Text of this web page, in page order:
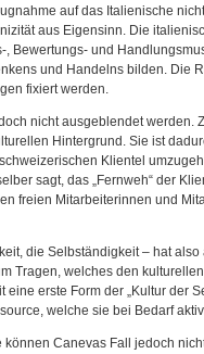
auf das Italienische
aus Eigensinn. Die
Bewertungs- und
und Handelns bilden. Die
fixiert werden.
nicht ausgeblendet werden.
Hintergrund. Sie ist
Klientel
sagt, das „Fernweh“ der
freien Mitarbeiterinnen und
die Selbständigkeit – hat
Tragen, welches den
erste Form der „Kultur der
welche sie bei Bedarf
Canevas Fall jedoch